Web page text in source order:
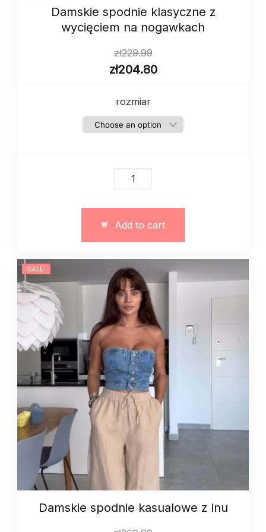
Damskie spodnie klasyczne z
wycięciem na nogawkach
zł229.99
zł204.80
rozmiar
Damskie
wycięciem
na
nogawkach
quantity
Add to cart
SALE!
Damskie spodnie kasualowe z lnu